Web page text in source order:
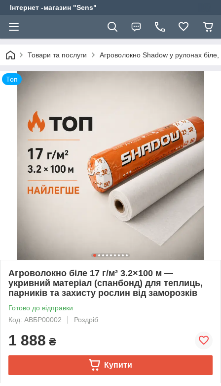
Інтернет -магазин "Sens"
Товари та послуги Агроволокно Shadow у рулонах
Топ
Агроволокно біле 17 г/м² 3.2×100 м —
укривний матеріал (спанбонд) для теплиць,
парників та захисту рослин від заморозків
Готово до відправки
Код: АВБР00002
Роздріб
1 888 ₴
Купити